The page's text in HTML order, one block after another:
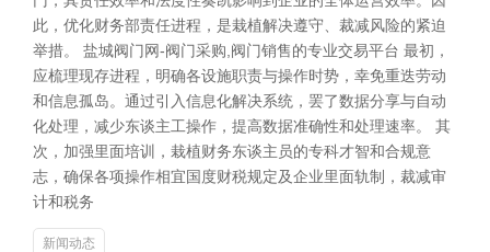
此，优化财务部责任进程，是栽植解决遵守、裁减风险的紧迫
举措。 盐城阀门网-阀门采购,阀门销售的专业交易平台 最初，
应梳理现存进程，明确各设施职责与操作时势，幸免重迭劳动
和信息孤岛。通过引入信息化解决系统，罢了数据分享与自动
化处理，减少东谈主工操作，提高数据准确性和处理速率。 其
次，加强里面培训，栽植财务东谈主员的专科才智和合规意
志，确保各项操作相宜国度财税规定及企业里面轨制，裁减审
计和税务
新闻动态